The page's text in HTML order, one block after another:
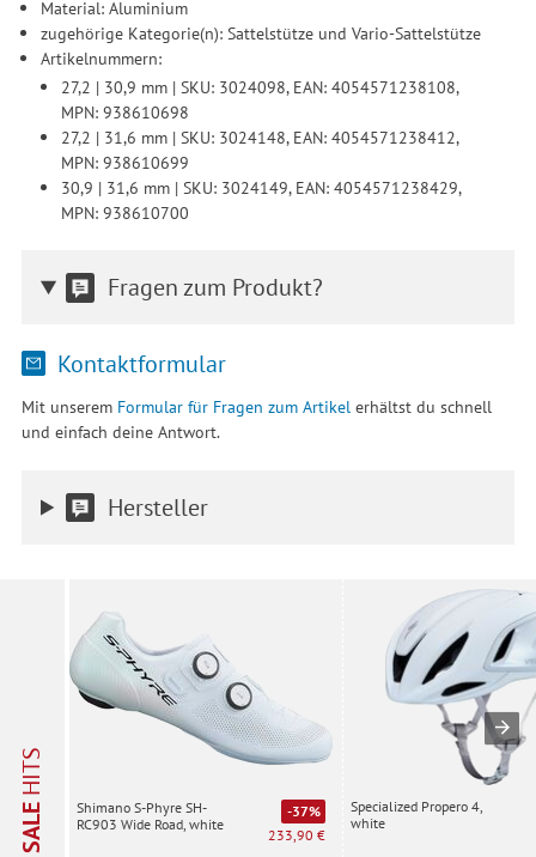
Einwilligung unter Einstellungen lediglich für bestimmte
Drittanbieter erteilen und jederzeit für die Zukunft widerrufen.
Material: Aluminium
zugehörige Kategorie(n): Sattelstütze und Vario-Sattelstütze
Artikelnummern:
27,2 | 30,9 mm | SKU: 3024098, EAN: 4054571238108,
MPN: 938610698
27,2 | 31,6 mm | SKU: 3024148, EAN: 4054571238412,
MPN: 938610699
30,9 | 31,6 mm | SKU: 3024149, EAN: 4054571238429,
MPN: 938610700
Fragen zum Produkt?
Kontaktformular
Mit unserem Formular für Fragen zum Artikelerhältst du schnell
und einfach deine Antwort.
Hersteller
SALE
HITS
Shimano S-Phyre SH-
RC903 Wide Road, white
-37%
233,90 €
Specialized Propero 4,
white